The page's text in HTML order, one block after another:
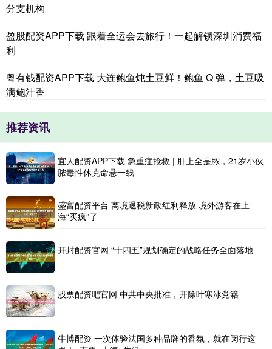
分支机构
盈股配资APP下载 跟着全运会去旅行！一起解锁深圳消费福
利
粤有钱配资APP下载 大连鲍鱼炖土豆鲜！鲍鱼 Q 弹，土豆吸
满鲍汁香
推荐资讯
宜人配资APP下载 急重症抢救 | 肝上全是脓，21岁小伙
脓毒性休克命悬一线
盛富配资平台 离境退税新政红利释放 境外游客在上
海“买疯”了
开封配资官网 “十四五”规划确定的战略任务全面落地
股票配资吧官网 中共中央批准，开除叶寒冰党籍
牛博配资 一次体验法国多种品牌的香氛，就在闵行这